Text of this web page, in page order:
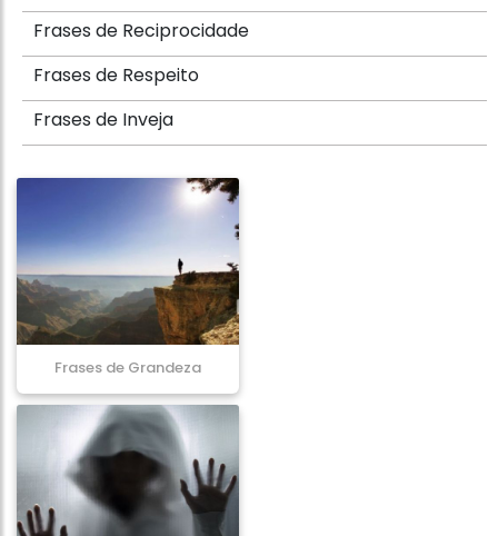
Frases de Reciprocidade
Frases de Respeito
Frases de Inveja
Frases de Grandeza